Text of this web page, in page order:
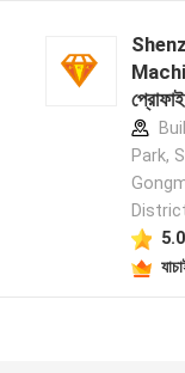
Park,
5.0